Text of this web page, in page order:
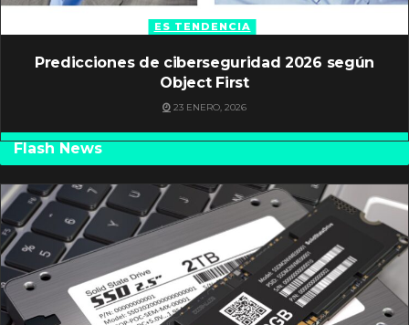
ES TENDENCIA
Predicciones de ciberseguridad 2026 según
Object First
23 ENERO, 2026
Flash News